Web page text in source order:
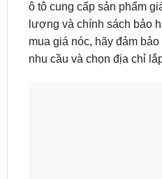
ô tô cung cấp sản phẩm
lượng và chính sách bảo
mua giá nóc, hãy đảm
nhu cầu và chọn địa chỉ